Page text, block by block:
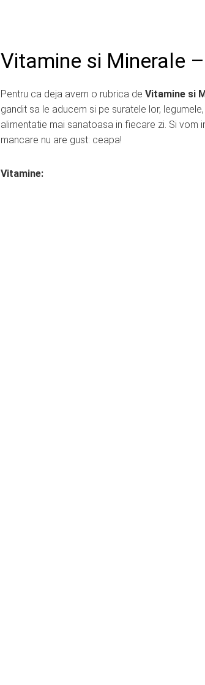
Vitamine si Minerale
Pentru ca deja avem o rubrica de Vitamine si
gandit sa le aducem si pe suratele lor,
alimentatie mai sanatoasa in fiecare zi. Si vom
mancare nu are gust: ceapa!
Vitamine: